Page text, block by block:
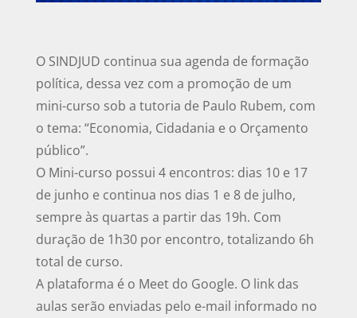
O SINDJUD continua sua agenda de formação
política, dessa vez com a promoção de um
mini-curso sob a tutoria de Paulo Rubem, com
o tema: “Economia, Cidadania e o Orçamento
público”.
O Mini-curso possui 4 encontros: dias 10 e 17
de junho e continua nos dias 1 e 8 de julho,
sempre às quartas a partir das 19h. Com
duração de 1h30 por encontro, totalizando 6h
total de curso.
A plataforma é o Meet do Google. O link das
aulas serão enviadas pelo e-mail informado no